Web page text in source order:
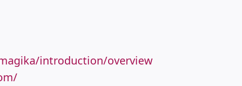
introduction/overview